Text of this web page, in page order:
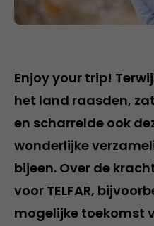
Enjoy your trip!
het land raasden,
en scharrelde ook
wonderlijke
bijeen. Over de
voor TELFAR,
mogelijke toekomst